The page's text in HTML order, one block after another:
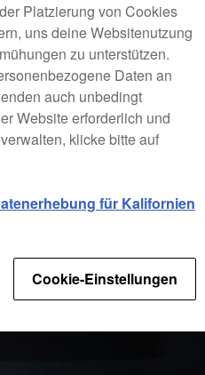
Platzierung von Cookies
uns deine Websitenutzung
zu unterstützen.
Daten an
auch unbedingt
Website erforderlich und
klicke bitte auf
für Kalifornien
Cookie-Einstellungen